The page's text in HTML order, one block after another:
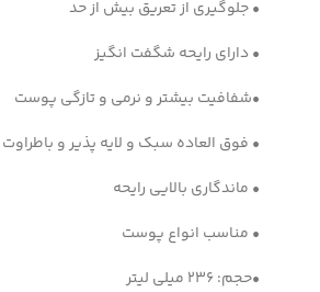
• جلوگیری از تعریق بیش از حد
• دارای رایحه شگفت انگیز
•شفافیت بیشتر و نرمی و تازگی پوست
• فوق العاده سبک و لایه پذیر و باطراوت
• ماندگاری بالایی رایحه
• مناسب انواع پوست
•حجم: 236 میلی لیتر